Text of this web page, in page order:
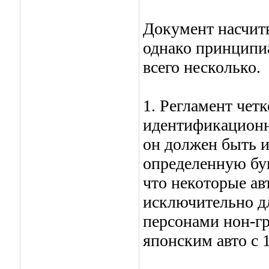
Документ
однако
всего несколько.
1. Регламент
он должен быть
определенную
что некоторые
исключительно
персонами нон-
японским авто